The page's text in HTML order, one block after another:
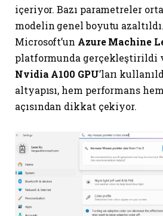
içeriyor. Bazı parametreler
modelin genel boyutu
Microsoft’un Azure Machine
platformunda gerçekleştirildi
Nvidia A100 GPU’ları
altyapısı, hem performans
açısından dikkat çekiyor.